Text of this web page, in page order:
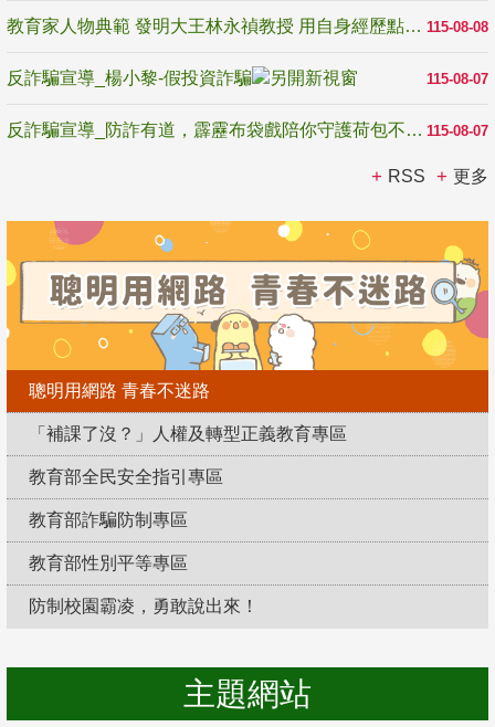
115-08-08
教育家人物典範 發明大王林永禎教授 用自身經歷點亮學生的路
115-08-07
反詐騙宣導_楊小黎-假投資詐騙
115-08-07
反詐騙宣導_防詐有道，霹靂布袋戲陪你守護荷包不受騙
RSS 更多
聰明用網路 青春不迷路
「補課了沒？」人權及轉型正義教育專區
教育部全民安全指引專區
教育部詐騙防制專區
教育部性別平等專區
防制校園霸凌，勇敢說出來！
主題網站